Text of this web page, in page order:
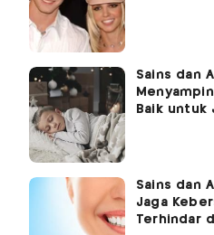
Sains dan
Baik untuk
Sains dan
Jaga
Terhindar